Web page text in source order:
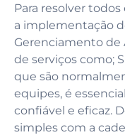
Para resolver
a implementação
Gerenciamento de
de serviços como;
que são
equipes, é
confiável e eficaz.
simples com a